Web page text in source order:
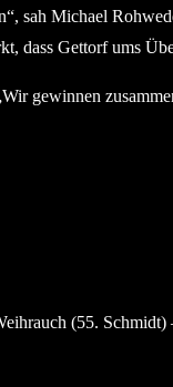
sah Michael
dass Gettorf ums
gewinnen
(55. Schmidt)